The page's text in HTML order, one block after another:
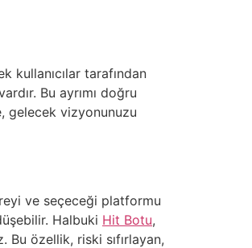
kullanıcılar tarafından
Bu ayrımı doğru
gelecek vizyonunuzu
ve seçeceği platformu
Halbuki Hit Botu,
Bu özellik, riski sıfırlayan,